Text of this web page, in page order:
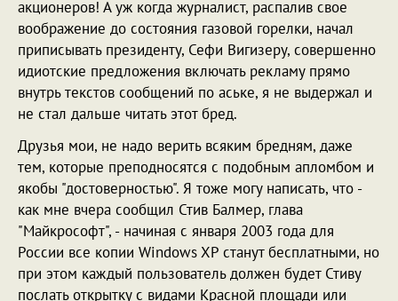
акционеров! А уж когда журналист, распалив свое
воображение до состояния газовой горелки, начал
приписывать президенту, Сефи Вигизеру, совершенно
идиотские предложения включать рекламу прямо
внутрь текстов сообщений по аське, я не выдержал и
не стал дальше читать этот бред.
Друзья мои, не надо верить всяким бредням, даже
тем, которые преподносятся с подобным апломбом и
якобы "достоверностью". Я тоже могу написать, что -
как мне вчера сообщил Стив Балмер, глава
"Майкрософт", - начиная с января 2003 года для
России все копии Windows XP станут бесплатными, но
при этом каждый пользователь должен будет Стиву
послать открытку с видами Красной площади или